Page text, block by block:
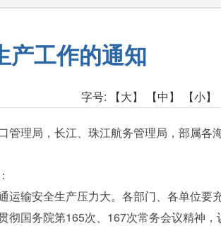
产工作的通知
字号: 【大】 【中】 【小】
管理局，长江、珠江航务管理局，部属各
输安全生产压力大。各部门、各单位要
彻国务院第165次、167次常务会议精神，